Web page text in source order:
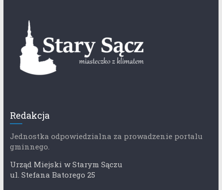
Redakcja
Jednostka odpowiedzialna za prowadzenie portalu
gminnego.
Urząd Miejski w Starym Sączu
ul. Stefana Batorego 25